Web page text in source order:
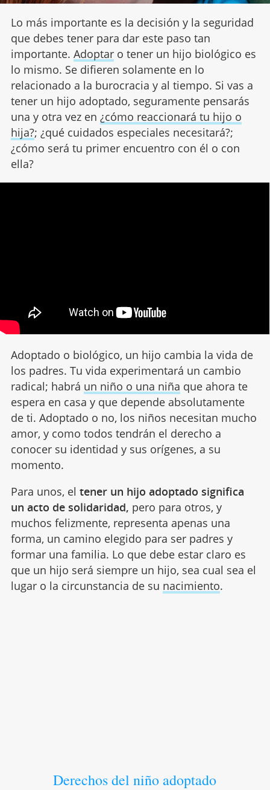
Lo más importante es la decisión y la seguridad
que debes tener para dar este paso tan
importante. Adoptaro tener un hijo biológico es
lo mismo. Se difieren solamente en lo
relacionado a la burocracia y al tiempo. Si vas a
tener un hijo adoptado, seguramente pensarás
una y otra vez en ¿cómo reaccionará tu hijo o
hija?; ¿qué cuidados especiales necesitará?;
¿cómo será tu primer encuentro con él o con
ella?
Adoptado o biológico, un hijo cambia la vida de
los padres. Tu vida experimentará un cambio
radical; habrá un niño o una niña que ahora te
espera en casa y que depende absolutamente
de ti. Adoptado o no, los niños necesitan mucho
amor, y como todos tendrán el derecho a
conocer su identidad y sus orígenes, a su
momento.
Para unos, el tener un hijo adoptado significa
un acto de solidaridad, pero para otros, y
muchos felizmente, representa apenas una
forma, un camino elegido para ser padres y
formar una familia. Lo que debe estar claro es
que un hijo será siempre un hijo, sea cual sea el
lugar o la circunstancia de su nacimiento.
Derechos del niño adoptado